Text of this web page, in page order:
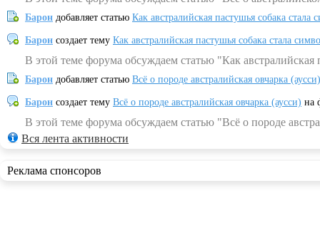
Барон добавляет статью Как австралийская пастушья собака
Барон создает тему Как австралийская пастушья собака стала
В этой теме форума обсуждаем статью "Как
Барон добавляет статью Всё о породе австралийская овчарка (аусси)
Барон создает тему Всё о породе австралийская овчарка (аусси) на
В этой теме форума обсуждаем статью "Всё о породе
Вся лента активности
Реклама спонсоров